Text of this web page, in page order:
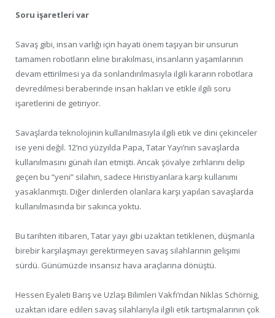
Soru işaretleri var
Savaş gibi, insan varlığı için hayati önem taşıyan bir unsurun
tamamen robotların eline bırakılması, insanların yaşamlarının
devam ettirilmesi ya da sonlandırılmasıyla ilgili kararın robotlara
devredilmesi beraberinde insan hakları ve etikle ilgili soru
işaretlerini de getiriyor.
Savaşlarda teknolojinin kullanılmasıyla ilgili etik ve dini çekinceler
ise yeni değil. 12’nci yüzyılda Papa, Tatar Yayı’nın savaşlarda
kullanılmasını günah ilan etmişti. Ancak şövalye zırhlarını delip
geçen bu “yeni” silahın, sadece Hıristiyanlara karşı kullanımı
yasaklanmıştı. Diğer dinlerden olanlara karşı yapılan savaşlarda
kullanılmasında bir sakınca yoktu.
Bu tarihten itibaren, Tatar yayı gibi uzaktan tetiklenen, düşmanla
birebir karşılaşmayı gerektirmeyen savaş silahlarının gelişimi
sürdü. Günümüzde insansız hava araçlarına dönüştü.
Hessen Eyaleti Barış ve Uzlaşı Bilimleri Vakfı’ndan Niklas Schörnig,
uzaktan idare edilen savaş silahlarıyla ilgili etik tartışmalarının çok